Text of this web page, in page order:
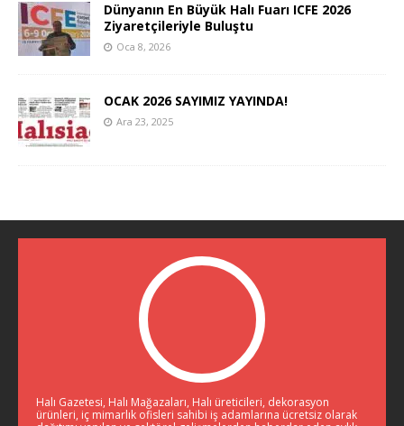
Dünyanın En Büyük Halı Fuarı ICFE 2026
Ziyaretçileriyle Buluştu
Oca 8, 2026
OCAK 2026 SAYIMIZ YAYINDA!
Ara 23, 2025
Halı Gazetesi, Halı Mağazaları, Halı üreticileri, dekorasyon
ürünleri, iç mimarlık ofisleri sahibi iş adamlarına ücretsiz olarak